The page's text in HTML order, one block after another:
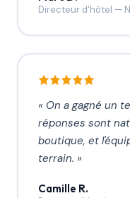
Directeur d'hôtel —
« On a gagné un
réponses sont
boutique, et
terrain. »
Camille R.